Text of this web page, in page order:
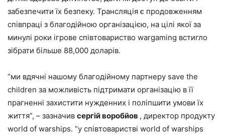
забезпечити їх безпеку. Трансляція є продовженням
співпраці з благодійною організацією, на цілі якої за
минулі роки ігрове співтовариство wargaming встигло
зібрати більше 88,000 доларів.
“ми вдячні нашому благодійному партнеру save the
children за можливість підтримати організацію в її
прагненні захистити нужденних і поліпшити умови їх
життя”, – зазначив сергій воробйов , директор продукту
world of warships. “у співтоваристві world of warships